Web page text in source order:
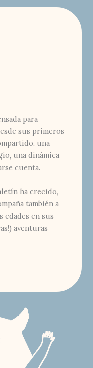
para
sus primeros
una
una dinámica
cuenta.
ha crecido,
también a
edades en sus
aventuras